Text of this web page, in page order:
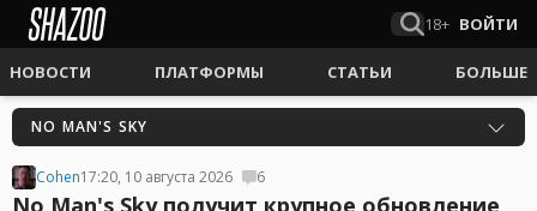
18+ ВОЙТИ
НОВОСТИ ПЛАТФОРМЫ СТАТЬИ БОЛЬШЕ
NO MAN'S SKY
Cohen17:20, 10 августа 2026 6
No Man's Sky получит крупное обновление